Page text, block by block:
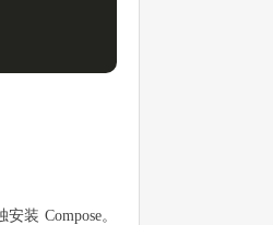
装 Compose。